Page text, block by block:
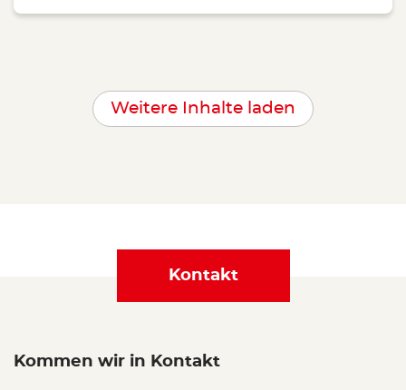
Weitere Inhalte laden
Kontakt
Kommen wir in Kontakt